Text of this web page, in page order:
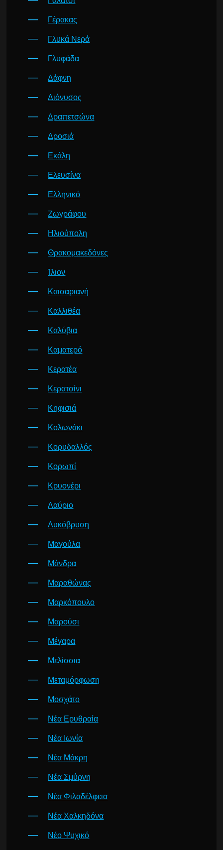
Γέρακας
Γλυκά Νερά
Γλυφάδα
Δάφνη
Διόνυσος
Δραπετσώνα
Δροσιά
Εκάλη
Ελευσίνα
Ελληνικό
Ζωγράφου
Ηλιούπολη
Θρακομακεδόνες
Ίλιον
Καισαριανή
Καλλιθέα
Καλύβια
Καματερό
Κερατέα
Κερατσίνι
Κηφισιά
Κολωνάκι
Κορυδαλλός
Κορωπί
Κρυονέρι
Λαύριο
Λυκόβρυση
Μαγούλα
Μάνδρα
Μαραθώνας
Μαρκόπουλο
Μαρούσι
Μέγαρα
Μελίσσια
Μεταμόρφωση
Μοσχάτο
Νέα Ερυθραία
Νέα Ιωνία
Νέα Μάκρη
Νέα Σμύρνη
Νέα Φιλαδέλφεια
Νέα Χαλκηδόνα
Νέο Ψυχικό